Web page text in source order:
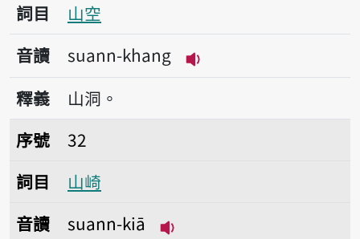
詞目
山空
音讀
suann-khang
播放音讀suann-khang
釋義
山洞。
序號32山崎
序號
32
詞目
山崎
音讀
suann-kiā